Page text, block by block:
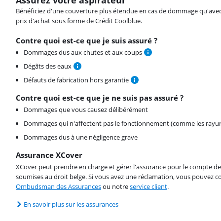
Bénéficiez d'une couverture plus étendue en cas de dommage
prix d'achat sous forme de Crédit Coolblue.
Contre quoi est-ce que je suis assuré ?
Dommages dus aux chutes et aux coups
Dégâts des eaux
Défauts de fabrication hors garantie
Contre quoi est-ce que je ne suis pas assuré ?
Dommages que vous causez délibérément
Dommages qui n'affectent pas le fonctionnement (comme les
Dommages dus à une négligence grave
Assurance XCover
XCover peut prendre en charge et gérer l'assurance pour le compte
soumises au droit belge. Si vous avez une réclamation, vous pouvez
Ombudsman des Assurancesou notreservice client.
En savoir plus sur les assurances